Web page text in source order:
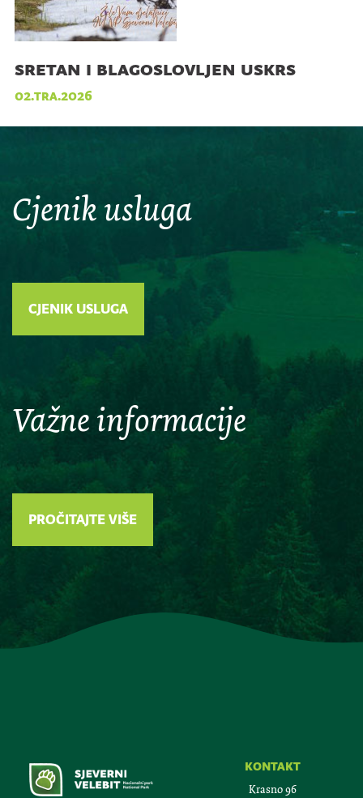
sretan i blagoslovljen uskrs
02.tra.2026
Cjenik usluga
CJENIK USLUGA
Važne informacije
PROČITAJTE VIŠE
kontakt
Krasno 96